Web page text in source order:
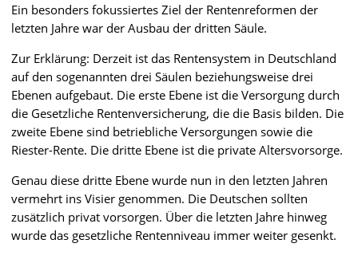
Ein besonders fokussiertes Ziel der Rentenreformen der
letzten Jahre war der Ausbau der dritten Säule.
Zur Erklärung: Derzeit ist das Rentensystem in Deutschland
auf den sogenannten drei Säulen beziehungsweise drei
Ebenen aufgebaut. Die erste Ebene ist die Versorgung durch
die Gesetzliche Rentenversicherung, die die Basis bilden. Die
zweite Ebene sind betriebliche Versorgungen sowie die
Riester-Rente. Die dritte Ebene ist die private Altersvorsorge.
Genau diese dritte Ebene wurde nun in den letzten Jahren
vermehrt ins Visier genommen. Die Deutschen sollten
zusätzlich privat vorsorgen. Über die letzten Jahre hinweg
wurde das gesetzliche Rentenniveau immer weiter gesenkt.